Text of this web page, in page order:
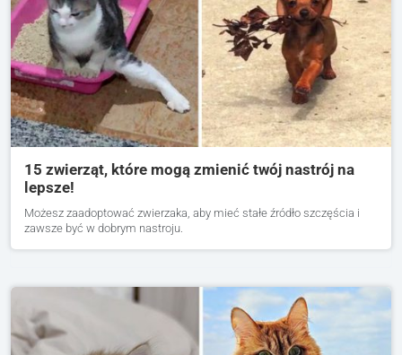
15 zwierząt, które mogą zmienić twój nastrój na
lepsze!
Możesz zaadoptować zwierzaka, aby mieć stałe źródło szczęścia i
zawsze być w dobrym nastroju.